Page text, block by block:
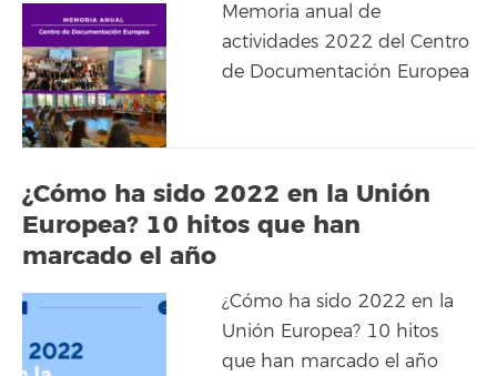
Memoria anual de
actividades 2022 del Centro
de Documentación Europea
¿Cómo ha sido 2022 en la Unión
Europea? 10 hitos que han
marcado el año
¿Cómo ha sido 2022 en la
Unión Europea? 10 hitos
que han marcado el año